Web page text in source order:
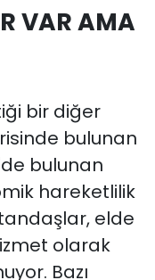
VAR AMA
bir diğer
bulunan
bulunan
hareketlilik
elde
olarak
Bazı